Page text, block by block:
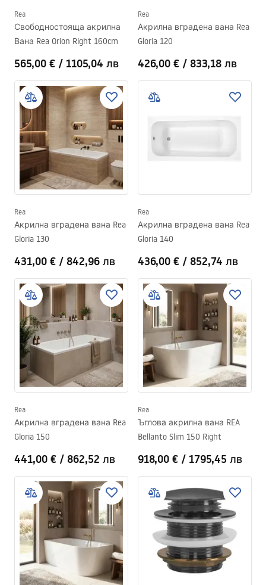
Rea
Свободностояща акрилна
Вана Rea Orion Right 160cm
565,00 € / 1105,04 лв
Rea
Акрилна вградена вана Rea
Gloria 120
426,00 € / 833,18 лв
Rea
Акрилна вградена вана Rea
Gloria 130
431,00 € / 842,96 лв
Rea
Акрилна вградена вана Rea
Gloria 140
436,00 € / 852,74 лв
Rea
Акрилна вградена вана Rea
Gloria 150
441,00 € / 862,52 лв
Rea
Ъглова акрилна вана REA
Bellanto Slim 150 Right
918,00 € / 1795,45 лв